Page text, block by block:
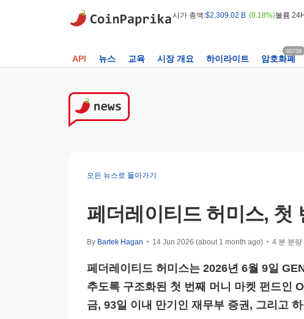
시가 총액:$2,309.02 B (0.18%)볼륨
API 뉴스 교육 시장 개요 하이라이트 암호화폐
60739
모든 뉴스로 돌아가기
페더레이티드 허미스, 첫
By Bartek Hagan • 14 Jun 2026 (about 1 month ago) • 4 분 분량
페더레이티드 허미스는 2026년 6월 9일
추도록 구조화된 첫 번째 머니 마켓 펀드인
금, 93일 이내 만기인 재무부 증권, 그리고